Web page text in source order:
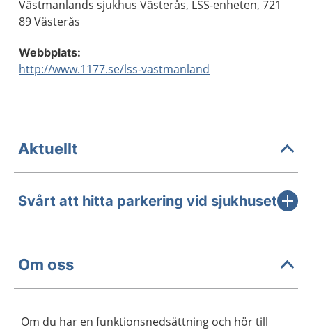
Västmanlands sjukhus Västerås, LSS-enheten, 721
89 Västerås
Webbplats:
http://www.1177.se/lss-vastmanland
Aktuellt
Svårt att hitta parkering vid sjukhuset
Om oss
Om du har en funktionsnedsättning och hör till